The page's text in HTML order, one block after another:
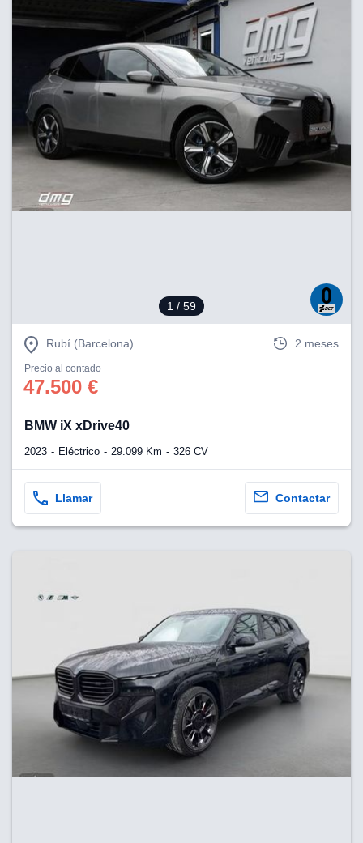
1 / 59
Rubí (Barcelona) 2 meses
Precio al contado
47.500 €
BMW iX xDrive40
2023 Eléctrico 29.099 Km 326 CV
Llamar Contactar